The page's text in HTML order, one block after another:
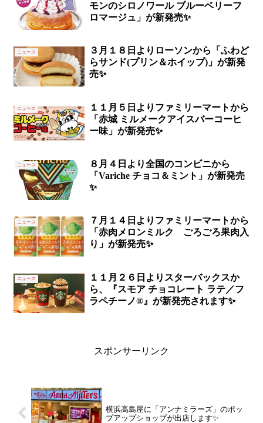
モンのシロノワール ブルーベリーフ
ロマージュ」が新発売✨
ニュース
３月１８日よりローソンから「ふわど
らサンド(プリン＆ホイップ)」が新発
売✨
ニュース
１１月５日よりファミリーマートから
「赤城 ミルメークアイスバーコーヒ
ー味」が新発売✨
ニュース
８月４日より全国のコンビニから
「Variche チョコ＆ミント」が新発売
✨
ニュース
７月１４日よりファミリーマートから
「赤肉メロンミルク ごろごろ果肉入
り」が新発売✨
ニュース
１１月２６日よりスターバックスか
ら、『スモア チョコレート ラテ／フ
ラペチーノ®』が新発売されます✨
スポンサーリンク
横浜高島屋に「アンナミラーズ」のポッ
プアップショップが出店します✨